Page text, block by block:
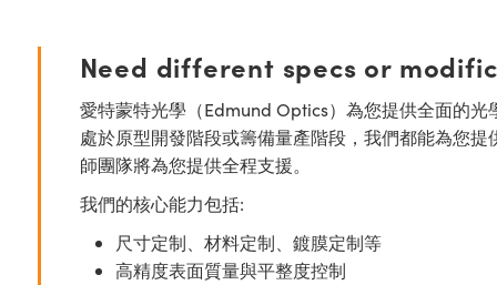
Need different specs or
愛特蒙特光學（Edmund Optics）為您提供全面的
處於原型開發階段或籌備量產階段，我們都能為您
師團隊將為您提供全程支援。
我們的核心能力包括:
尺寸定制、材料定制、鍍膜定制等
高精度表面質量與平整度控制